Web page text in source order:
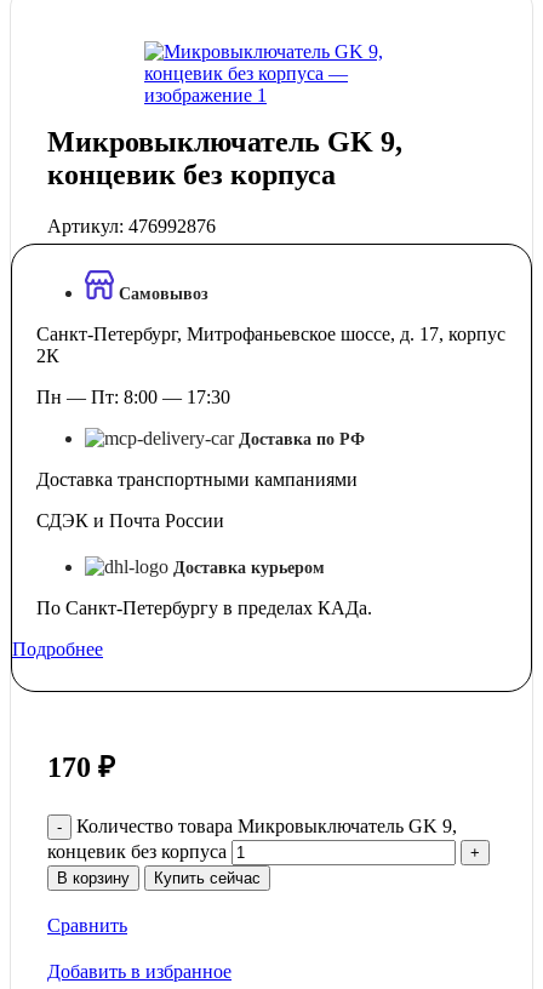
Микровыключатель GK 9,
концевик без корпуса
Артикул: 476992876
Самовывоз
Санкт-Петербург, Митрофаньевское шоссе, д. 17, корпус
2К
Пн — Пт: 8:00 — 17:30
Доставка по РФ
Доставка транспортными кампаниями
СДЭК и Почта России
Доставка курьером
По Санкт-Петербургу в пределах КАДа.
Подробнее
170 ₽
Количество товара Микровыключатель GK 9,
концевик без корпуса
В корзину Купить сейчас
Сравнить
Добавить в избранное